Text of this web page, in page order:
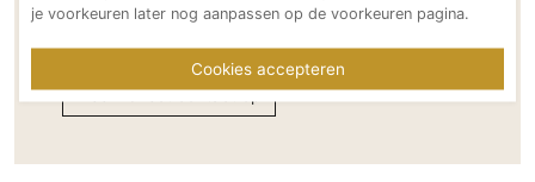
Neem direct contact op
je voorkeuren later nog aanpassen op de voorkeuren pagina.
Cookies accepteren